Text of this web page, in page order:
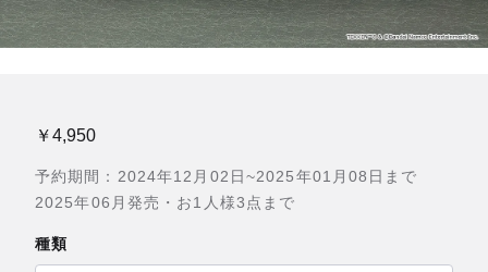
￥4,950
予約期間：2024年12月02日~2025年01月08日まで
2025年06月発売・お1人様3点まで
種類